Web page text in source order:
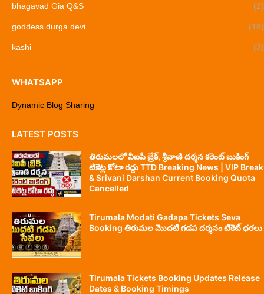
bhagavad Gia Q&S (2)
goddess durga devi (18)
kashi (3)
WHATSAPP
Dynamic Blog Sharing
LATEST POSTS
తిరుమలలో వీఐపీ బ్రేక్, శ్రీవాణి దర్శన కరెంట్ బుకింగ్
టికెట్ల కోటా రద్దు TTD Breaking News | VIP Break
& Srivani Darshan Current Booking Quota
Cancelled
Tirumala Modati Gadapa Tickets Seva
Booking తిరుమల మొదటి గడప దర్శనం టికెట్ ధరలు
Tirumala Tickets Booking Updates Release
Dates & Booking Timings